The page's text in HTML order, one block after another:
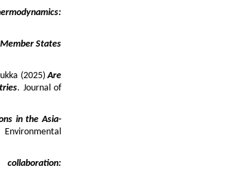
States
(2025)Are
. Journal of
in the Asia-